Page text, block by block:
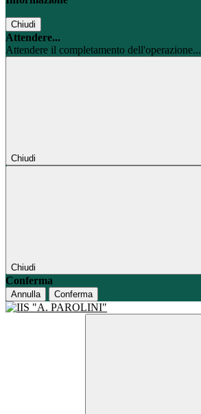
Chiudi
Attendere...
Attendere il completamento dell'operazione...
Chiudi
Chiudi
Conferma
Annulla Conferma